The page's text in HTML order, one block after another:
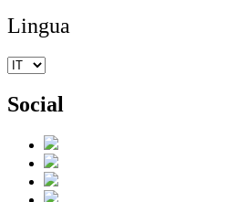
Lingua
Social